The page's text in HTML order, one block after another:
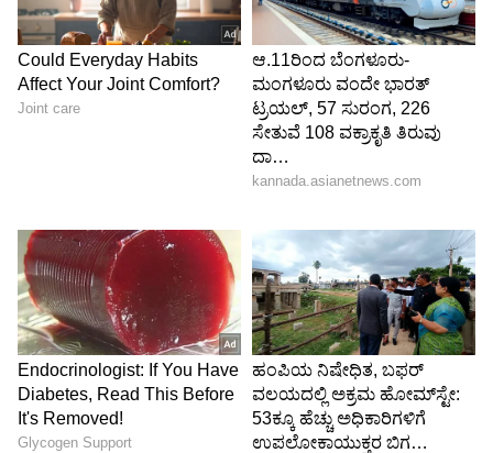
ಕನ್ನಡ ಸಿನಿಮಾ ( Kannada Cinema News), ಟಿವಿ
ಕಾರ್ಯಕ್ರಮಗಳು (Kannada TV Shows), ಸೆಲೆಬ್ರಿಟಿ
ಸುದ್ದಿಗಳು ಮತ್ತು ಇತ್ತೀಚಿನ ಸುದ್ದಿಗಳಿಗಾಗಿ ಏಷ್ಯಾನೆಟ್
ಸುವರ್ಣ ನ್ಯೂಸ್‌ನಲ್ಲಿ ಮನರಂಜನಾ ವಿಭಾಗ ನೋಡಿ.
Kannada Movies Review
ತಾರೆಯರ ಸಂದರ್ಶನಗಳು, ಧಾರಾವಾಹಿ ಅಪ್‌ಡೇಟ್ಸ್‌,
OTT ರಿಲೀಸ್‌ಗಳ ಬಗ್ಗೆ
ABOUT THE AUTHOR
RJ Ravi Janekal
ಪ್ರಸ್ತುತ, ಏಷಿಯಾನೆಟ್ ಸುವರ್ಣನ್ಯೂಸ್‌ನಲ್ಲಿ ಉಪ ಸಂಪಾದಕ.
ಪತ್ರಿಕೋದ್ಯಮದಲ್ಲಿ 8 ವರ್ಷಗಳ ಅನುಭವ. ವಾರ್ತಾ ಮತ್ತು
ಸಾರ್ವಜನಿಕ ಸಂಪರ್ಕ ಇಲಾಖೆಯಲ್ಲಿ ನ್ಯೂಸ್ ಮಾನಿಟರಿಂಗ್ ಆಗಿ
ಹಲವು ವರ್ಷಗಳ ಸೇವೆ, ಕೊರೊನಾ ವಾರಿಯರ್ಸ್ ಅವಾರ್ಡ್,
ಮೂಲತಃ ರಾಯಚೂರು ಜಿಲ್ಲೆಯ ಜಾನೇಕಲ್ ಗ್ರಾಮದವರಾದ ಇವರು
ಓದು, ಬರೆವಣಿಗೆ ಮತ್ತು ಸಾಹಿತ್ಯಾಸಕ್ತರು.
ಬಾಲಿವುಡ್ ಸಿನಿಮಾ ಬಾಕ್ಸ್ ಆಫೀಸ್ ಕಲೆಕ್ಷನ್